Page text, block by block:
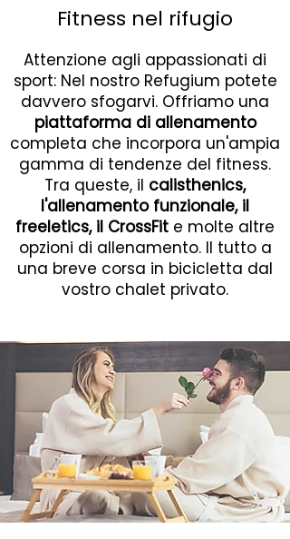
Fitness nel rifugio
Attenzione agli appassionati di
sport: Nel nostro Refugium potete
davvero sfogarvi. Offriamo una
piattaforma di allenamento
completa che incorpora un'ampia
gamma di tendenze del fitness.
Tra queste, il calisthenics,
l'allenamento funzionale, il
freeletics, il CrossFit e molte altre
opzioni di allenamento. Il tutto a
una breve corsa in bicicletta dal
vostro chalet privato.